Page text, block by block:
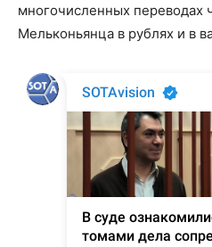
многочисленных переводах
Мельконьянца в рублях и в